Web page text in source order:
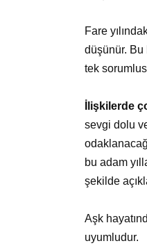
Fare
düşünür. Bu
tek
İlişkilerde
sevgi dolu
bu adam
şekilde
Aşk
uyumludur.